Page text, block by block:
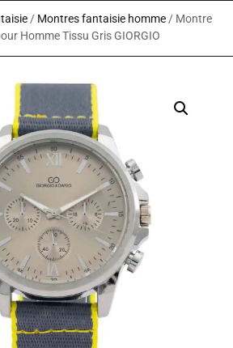
/ Montres fantaisie homme/ Montre
Homme Tissu Gris GIORGIO